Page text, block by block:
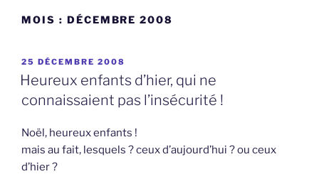
MOIS : DÉCEMBRE 2008
PUBLIÉ
LE
25 DÉCEMBRE 2008
Heureux enfants d’hier, qui ne
connaissaient pas l’insécurité !
Noël, heureux enfants !
mais au fait, lesquels ? ceux d’aujourd’hui ? ou ceux
d’hier ?